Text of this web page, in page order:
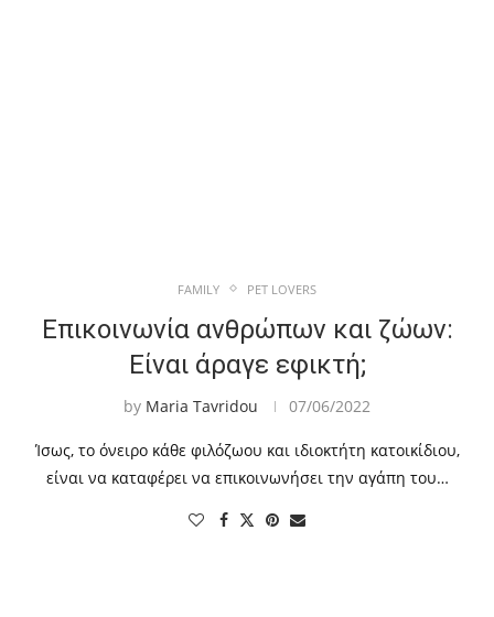
FAMILY PET LOVERS
Επικοινωνία ανθρώπων και ζώων:
Είναι άραγε εφικτή;
by Maria Tavridou 07/06/2022
Ίσως, το όνειρο κάθε φιλόζωου και ιδιοκτήτη κατοικίδιου,
είναι να καταφέρει να επικοινωνήσει την αγάπη του…